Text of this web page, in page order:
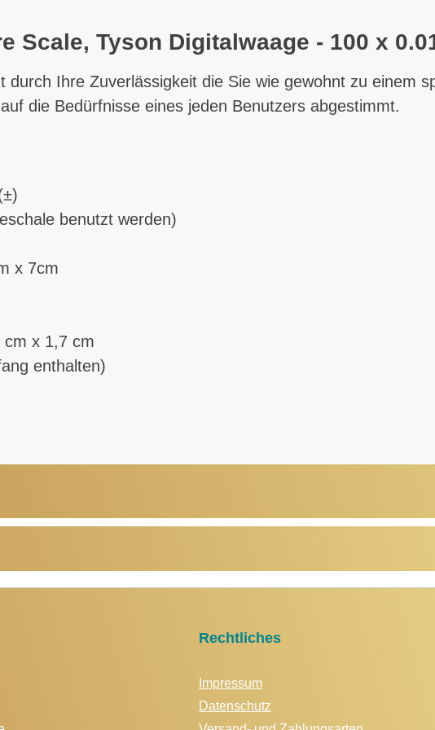
Scale, Tyson Digitalwaage - 100 x
durch Ihre Zuverlässigkeit die Sie wie gewohnt zu einem
die Bedürfnisse eines jeden Benutzers abgestimmt.
benutzt werden)
x 7cm
cm x 1,7 cm
enthalten)
Rechtliches
Impressum
Datenschutz